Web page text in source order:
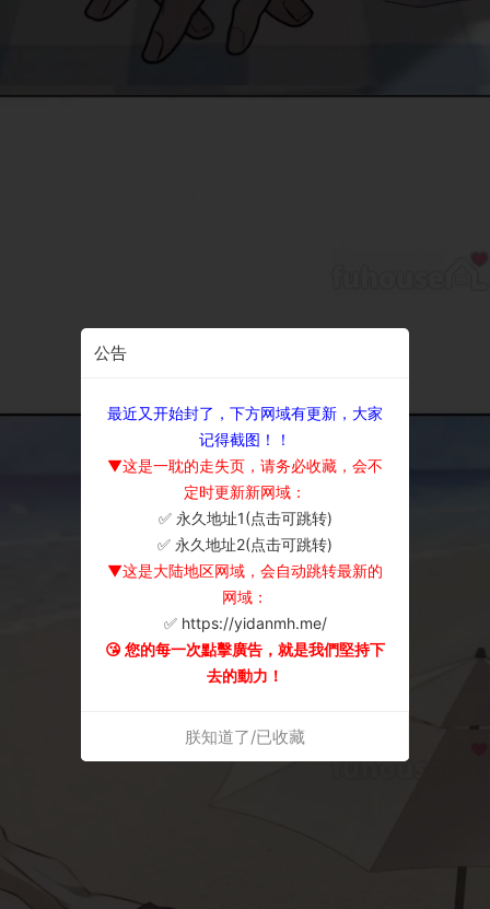
公告
最近又开始封了，下方网域有更新，大家
记得截图！！
▼这是一耽的走失页，请务必收藏，会不
定时更新新网域：
✅ 永久地址1(点击可跳转)
✅ 永久地址2(点击可跳转)
▼这是大陆地区网域，会自动跳转最新的
网域：
✅ https://yidanmh.me/
😘 您的每一次點擊廣告，就是我們堅持下
去的動力！
朕知道了/已收藏